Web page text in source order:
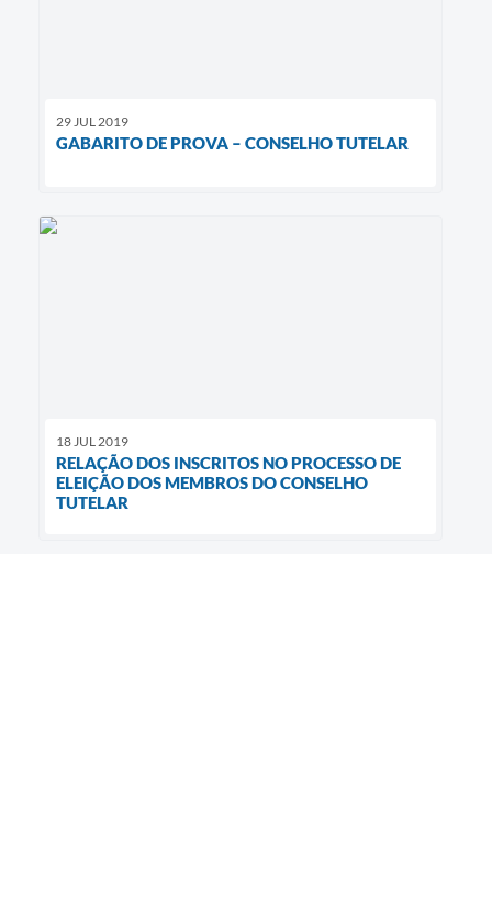
29 JUL 2019
GABARITO DE PROVA – CONSELHO TUTELAR
18 JUL 2019
RELAÇÃO DOS INSCRITOS NO PROCESSO DE
ELEIÇÃO DOS MEMBROS DO CONSELHO
TUTELAR